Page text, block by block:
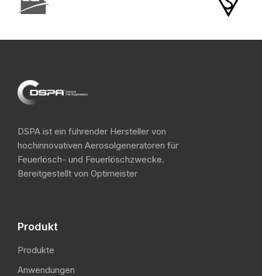
DSPA ist ein führender Hersteller von
hochinnovativen Aerosolgeneratoren für
Feuerlösch- und Feuerlöschzwecke.
Bereitgestellt von Optimeister
Produkt
Produkte
Anwendungen